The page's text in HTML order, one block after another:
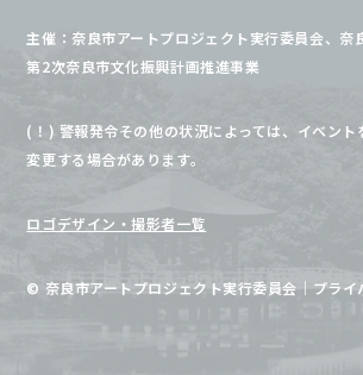
主催：奈良市アートプロジェクト実行委員会、奈
第2次奈良市文化振興計画推進事業
(！) 警報発令その他の状況によっては、イベント
変更する場合があります。
ロゴデザイン・撮影者一覧
© 奈良市アートプロジェクト実行委員会 ｜ プライ